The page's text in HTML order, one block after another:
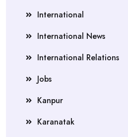
International
International News
International Relations
Jobs
Kanpur
Karanatak